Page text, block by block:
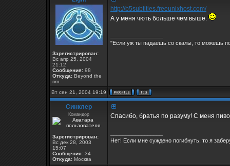
Зарегистрирован:
Вс апр 25, 2004
21:12
Сообщения: 98
Откуда: Beyond the
rim
http://b5subtitles.freeunixhost.com/
А у меня чють больше чем выше.
"Если уж ты падаешь со скалы, то можешь
Вт сен 21, 2004 19:19
Синклер
Командор
Зарегистрирован:
Вс дек 28, 2003
15:07
Сообщения: 34
Откуда: Москва
Спасибо, братья по разуму! С меня
Нет! Если мне суждено погибнуть, то я